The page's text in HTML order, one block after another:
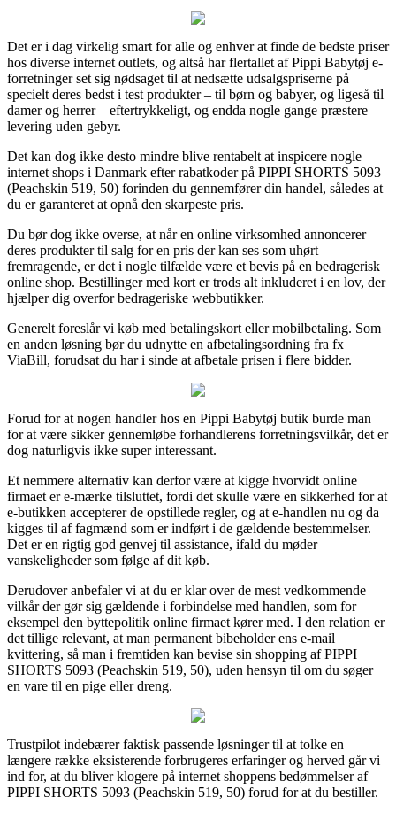
Det er i dag virkelig smart for alle og enhver at finde de bedste priser
hos diverse internet outlets, og altså har flertallet af Pippi Babytøj e-
forretninger set sig nødsaget til at nedsætte udsalgspriserne på
specielt deres bedst i test produkter – til børn og babyer, og ligeså til
damer og herrer – eftertrykkeligt, og endda nogle gange præstere
levering uden gebyr.
Det kan dog ikke desto mindre blive rentabelt at inspicere nogle
internet shops i Danmark efter rabatkoder på PIPPI SHORTS 5093
(Peachskin 519, 50) forinden du gennemfører din handel, således at
du er garanteret at opnå den skarpeste pris.
Du bør dog ikke overse, at når en online virksomhed annoncerer
deres produkter til salg for en pris der kan ses som uhørt
fremragende, er det i nogle tilfælde være et bevis på en bedragerisk
online shop. Bestillinger med kort er trods alt inkluderet i en lov, der
hjælper dig overfor bedrageriske webbutikker.
Generelt foreslår vi køb med betalingskort eller mobilbetaling. Som
en anden løsning bør du udnytte en afbetalingsordning fra fx
ViaBill, forudsat du har i sinde at afbetale prisen i flere bidder.
Forud for at nogen handler hos en Pippi Babytøj butik burde man
for at være sikker gennemløbe forhandlerens forretningsvilkår, det er
dog naturligvis ikke super interessant.
Et nemmere alternativ kan derfor være at kigge hvorvidt online
firmaet er e-mærke tilsluttet, fordi det skulle være en sikkerhed for at
e-butikken accepterer de opstillede regler, og at e-handlen nu og da
kigges til af fagmænd som er indført i de gældende bestemmelser.
Det er en rigtig god genvej til assistance, ifald du møder
vanskeligheder som følge af dit køb.
Derudover anbefaler vi at du er klar over de mest vedkommende
vilkår der gør sig gældende i forbindelse med handlen, som for
eksempel den byttepolitik online firmaet kører med. I den relation er
det tillige relevant, at man permanent bibeholder ens e-mail
kvittering, så man i fremtiden kan bevise sin shopping af PIPPI
SHORTS 5093 (Peachskin 519, 50), uden hensyn til om du søger
en vare til en pige eller dreng.
Trustpilot indebærer faktisk passende løsninger til at tolke en
længere række eksisterende forbrugeres erfaringer og herved går vi
ind for, at du bliver klogere på internet shoppens bedømmelser af
PIPPI SHORTS 5093 (Peachskin 519, 50) forud for at du bestiller.